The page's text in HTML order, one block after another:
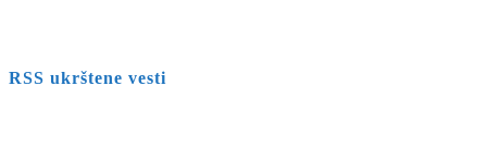
RSS ukrštene vesti